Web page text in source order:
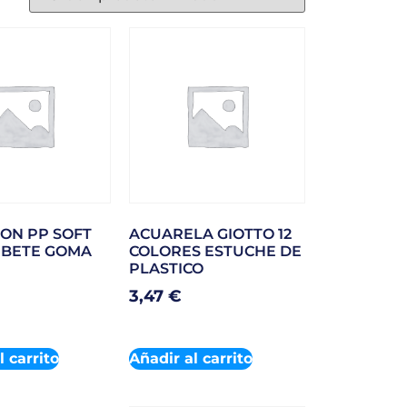
PP SOFT
GOMA
carrito
ACUARELA GIOTTO 12
COLORES ESTUCHE DE
PLASTICO
3,47€
Añadir al carrito